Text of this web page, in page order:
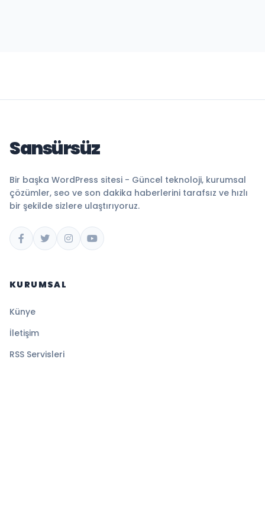
Sansürsüz
Bir başka WordPress sitesi - Güncel teknoloji, kurumsal
çözümler, seo ve son dakika haberlerini tarafsız ve hızlı
bir şekilde sizlere ulaştırıyoruz.
KURUMSAL
Künye
İletişim
RSS Servisleri